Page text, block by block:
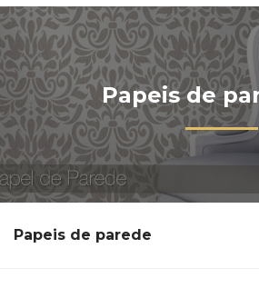
Papeis de
Papeis de parede